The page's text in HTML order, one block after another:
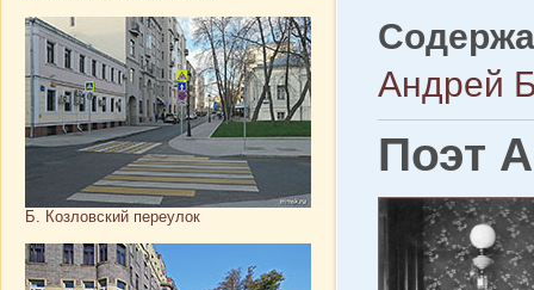
Б. Козловский переулок
Андрей
Поэт